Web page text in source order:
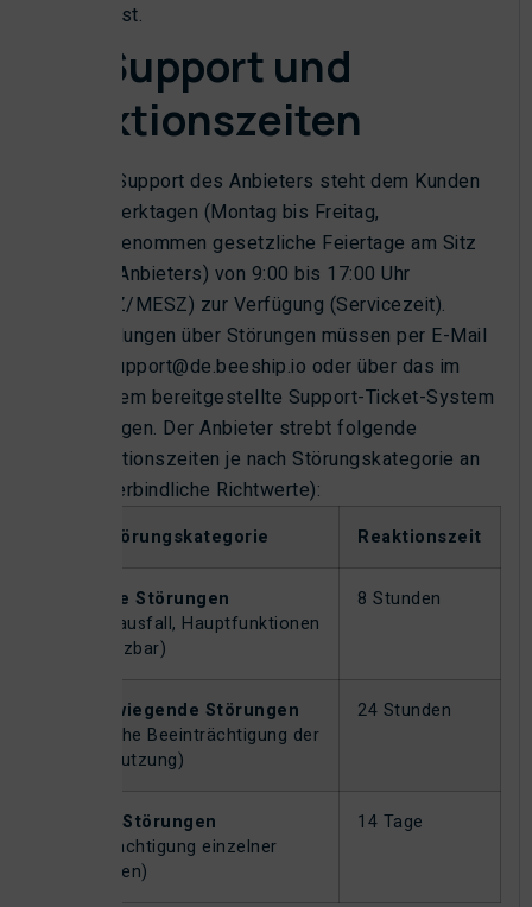
vertreten ist.
3.3 Support und
Reaktionszeiten
Der Support des Anbieters steht dem Kunden
an Werktagen (Montag bis Freitag,
ausgenommen gesetzliche Feiertage am Sitz
des Anbieters) von 9:00 bis 17:00 Uhr
(MEZ/MESZ) zur Verfügung (Servicezeit).
Meldungen über Störungen müssen per E-Mail
an support@de.beeship.io oder über das im
System bereitgestellte Support-Ticket-System
erfolgen. Der Anbieter strebt folgende
Reaktionszeiten je nach Störungskategorie an
(unverbindliche Richtwerte):
Störungskategorie Reaktionszeit
Kritische Störungen
(Systemausfall, Hauptfunktionen
nicht nutzbar)
8 Stunden
Schwerwiegende Störungen
(erhebliche Beeinträchtigung der
Systemnutzung)
24 Stunden
Leichte Störungen
(Beeinträchtigung einzelner
Funktionen)
14 Tage